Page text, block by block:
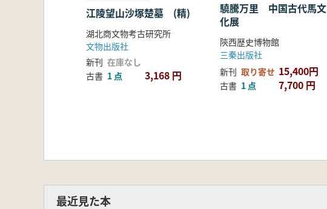
江陵望山沙塚楚墓 (精)
湖北商文物考古研究所
文物出版社
新刊 在庫なし
古書 1 点 3,168 円
驍騰万里 中国古代馬文
化展
陝西歴史博物館
三秦出版社
新刊 取り寄せ 15,400円
古書 1 点 7,700 円
最近見た本